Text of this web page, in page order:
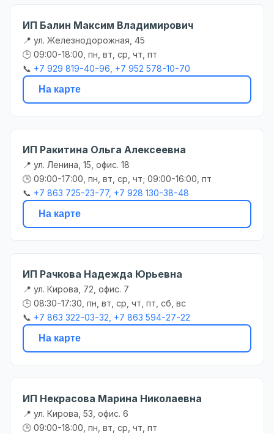
ИП Балин Максим Владимирович
📍 ул. Железнодорожная, 45
🕒 09:00-18:00, пн, вт, ср, чт, пт
📞 +7 929 819-40-96, +7 952 578-10-70
На карте
ИП Ракитина Ольга Алексеевна
📍 ул. Ленина, 15, офис. 18
🕒 09:00-17:00, пн, вт, ср, чт; 09:00-16:00, пт
📞 +7 863 725-23-77, +7 928 130-38-48
На карте
ИП Рачкова Надежда Юрьевна
📍 ул. Кирова, 72, офис. 7
🕒 08:30-17:30, пн, вт, ср, чт, пт, сб, вс
📞 +7 863 322-03-32, +7 863 594-27-22
На карте
ИП Некрасова Марина Николаевна
📍 ул. Кирова, 53, офис. 6
🕒 09:00-18:00, пн, вт, ср, чт, пт